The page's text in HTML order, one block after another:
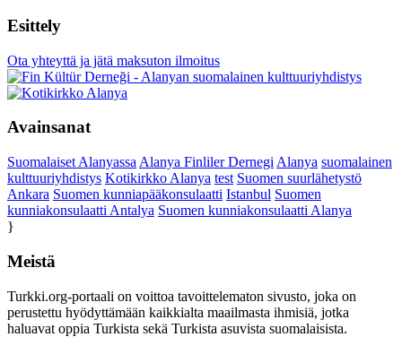
Esittely
Ota yhteyttä ja jätä maksuton ilmoitus
Avainsanat
Suomalaiset Alanyassa Alanya Finliler Dernegi Alanya suomalainen
kulttuuriyhdistys Kotikirkko Alanya test Suomen suurlähetystö
Ankara Suomen kunniapääkonsulaatti Istanbul Suomen
kunniakonsulaatti Antalya Suomen kunniakonsulaatti Alanya
}
Meistä
Turkki.org-portaali on voittoa tavoittelematon sivusto, joka on
perustettu hyödyttämään kaikkialta maailmasta ihmisiä, jotka
haluavat oppia Turkista sekä Turkista asuvista suomalaisista.